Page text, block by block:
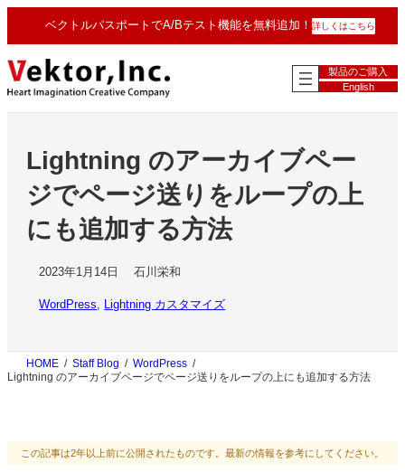
を
ス
キ
ッ
ベクトルパスポートでA/Bテスト機能を無料追加！ 詳しくはこちら
製品のご購入
English
Lightning のアーカイブペー
ジでページ送りをループの上
にも追加する方法
2023年1月14日 石川栄和
WordPress Lightning カスタマイズ
HOME Staff Blog
WordPress
Lightning のアーカイブページでページ送りをループの上にも追加する方法
この記事は2年以上前に公開されたものです。最新の情報を参考にしてください。